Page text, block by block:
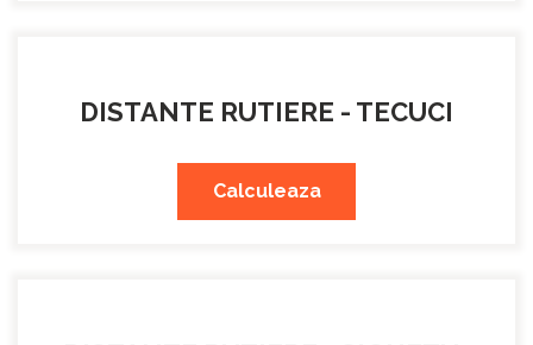
DISTANTE RUTIERE - TECUCI
Calculeaza